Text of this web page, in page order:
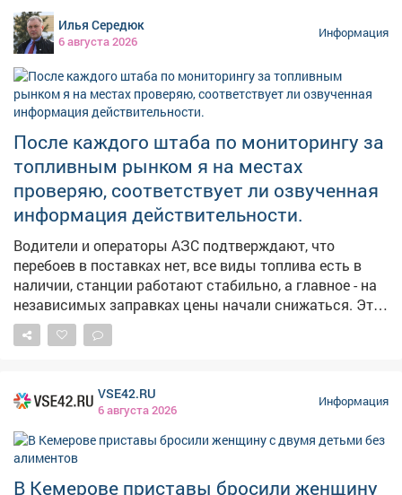
сухой; ➖Увидели радугу-ждите перемены погоды;
➖Муравьи поднимают входы в муравейники-к
затяжным дождям; ➖Солнце на закате багровое-к
жаркой погоде на следующий день; ➖А если в этот
день посеять укроп-по поверью, зиму проживёте без
простуд. 👀Давайте понаблюдаем, работают ли
Илья Середюк
6 августа 2026
Информация
После каждого штаба по мониторингу за
топливным рынком я на местах
проверяю, соответствует ли озвученная
информация действительности.
Водители и операторы АЗС подтверждают, что
перебоев в поставках нет, все виды топлива есть в
наличии, станции работают стабильно, а главное - на
независимых заправках цены начали снижаться. Это
хорошие новости. Но вопрос остается на контроле -
будем и дальше работать с оптовиками, розничными
VSE42.RU
6 августа 2026
Информация
В Кемерове приставы бросили женщину